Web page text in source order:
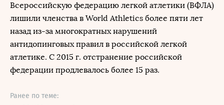
Всероссийскую федерацию легкой атлетики (ВФЛА)
лишили членства в World Athletics более пяти лет
назад из-за многократных нарушений
антидопинговых правил в российской легкой
атлетике. С 2015 г. отстранение российской
федерации продлевалось более 15 раз.
Ранее по теме: